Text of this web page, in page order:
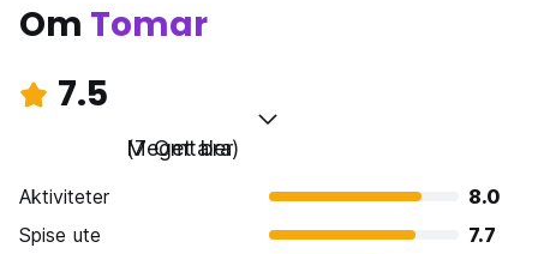
Om Tomar
7.5
Meget bra
(7 Omtaler)
Aktiviteter
8.0
Spise ute
7.7